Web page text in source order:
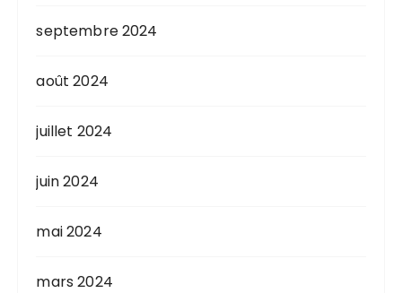
septembre 2024
août 2024
juillet 2024
juin 2024
mai 2024
mars 2024